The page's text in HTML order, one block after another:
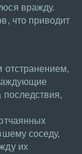
вражду.
что приводит
отстранением,
соседу,
их